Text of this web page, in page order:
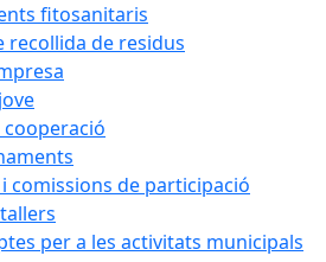
fitosanitaris
recollida de residus
i comissions de participació
per a les activitats municipals